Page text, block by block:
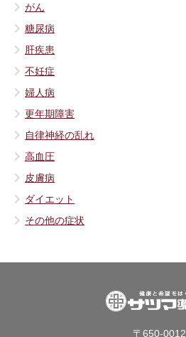
がん
糖尿病
肝疾患
不妊症
婦人病
更年期障害
自律神経の乱れ
高血圧
皮膚病
ダイエット
その他の症状
〒650-0012